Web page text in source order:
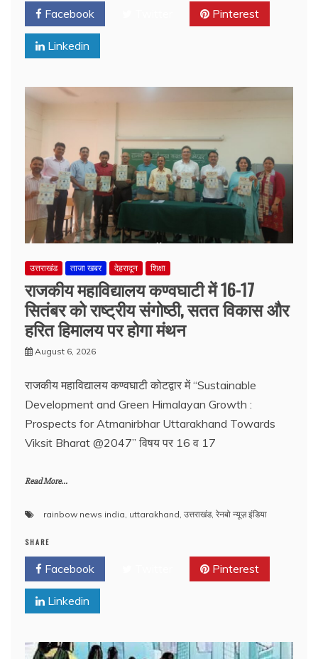
Facebook Pinterest
Linkedin
उत्तराखंड ताजा खबर देहरादून शिक्षा
राजकीय महाविद्यालय कण्वघाटी में 16-17
सितंबर को राष्ट्रीय संगोष्ठी, सतत विकास और
हरित हिमालय पर होगा मंथन
August 6, 2026
राजकीय महाविद्यालय कण्वघाटी कोटद्वार में “Sustainable
Development and Green Himalayan Growth :
Prospects for Atmanirbhar Uttarakhand Towards
Viksit Bharat @2047” विषय पर 16 व 17
Read More...
rainbow news india, uttarakhand, उत्तराखंड, रेनबो न्यूज़ इंडिया
SHARE
Facebook Pinterest
Linkedin